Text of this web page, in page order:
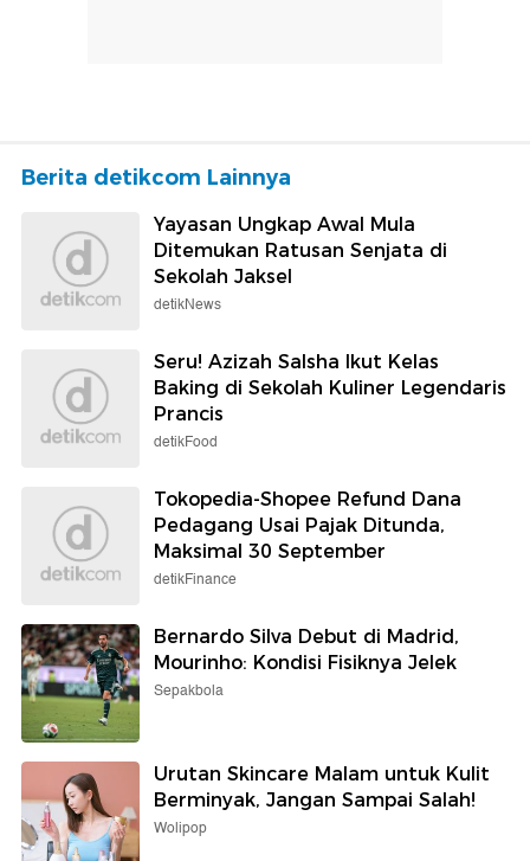
Berita detikcom Lainnya
Yayasan Ungkap Awal Mula
Ditemukan Ratusan Senjata di
Sekolah Jaksel
detikNews
Seru! Azizah Salsha Ikut Kelas
Baking di Sekolah Kuliner Legendaris
Prancis
detikFood
Tokopedia-Shopee Refund Dana
Pedagang Usai Pajak Ditunda,
Maksimal 30 September
detikFinance
Bernardo Silva Debut di Madrid,
Mourinho: Kondisi Fisiknya Jelek
Sepakbola
Urutan Skincare Malam untuk Kulit
Berminyak, Jangan Sampai Salah!
Wolipop